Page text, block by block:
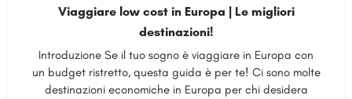
Viaggiare low cost in Europa | Le migliori
destinazioni!
Introduzione Se il tuo sogno è viaggiare in Europa con
un budget ristretto, questa guida è per te! Ci sono molte
destinazioni economiche in Europa per chi desidera